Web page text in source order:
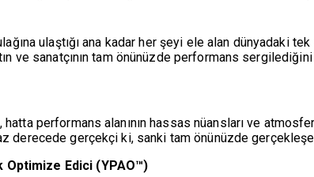
ulaştığı ana kadar her şeyi ele alan dünyadaki
ve sanatçının tam önünüzde performans
hatta performans alanının hassas nüansları ve
derecede gerçekçi ki, sanki tam önünüzde
Edici (YPAO™)